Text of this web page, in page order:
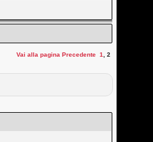
Vai alla pagina Precedente 1 ,2